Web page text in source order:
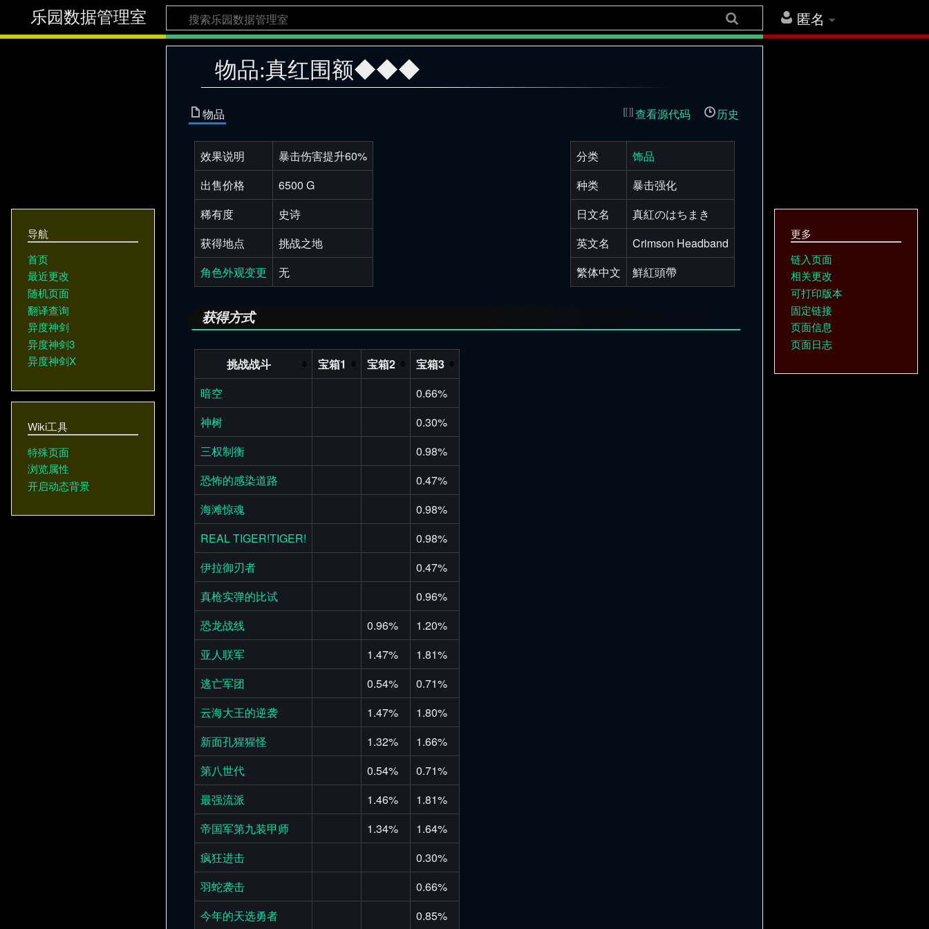
匿名
乐园数据管理室
物品:真红围额◆◆◆
物品 查看源代码 历史
效果说明
暴击伤害提升60%
出售价格
6500 G
稀有度
史诗
获得地点
挑战之地
角色外观变更
无
分类
饰品
种类
暴击强化
日文名
真紅のはちまき
英文名
Crimson Headband
繁体中文
鮮紅頭帶
获得方式
挑战战斗 宝箱1 宝箱2
宝箱3
暗空
0.66%
神树
0.30%
三权制衡
0.98%
恐怖的感染道路
0.47%
海滩惊魂
0.98%
REAL TIGER!TIGER!
0.98%
伊拉御刃者
0.47%
真枪实弹的比试
0.96%
恐龙战线
0.96%
1.20%
亚人联军
1.47%
1.81%
逃亡军团
0.54%
0.71%
云海大王的逆袭
1.47%
1.80%
新面孔猩猩怪
1.32%
1.66%
第八世代
0.54%
0.71%
最强流派
1.46%
1.81%
帝国军第九装甲师
1.34%
1.64%
疯狂进击
0.30%
羽蛇袭击
0.66%
今年的天选勇者
0.85%
导航
首页
最近更改
随机页面
翻译查询
异度神剑
异度神剑3
异度神剑X
Wiki工具
特殊页面
浏览属性
开启动态背景
更多
链入页面
相关更改
可打印版本
固定链接
页面信息
页面日志